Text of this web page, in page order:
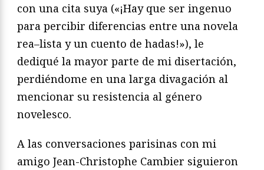
con una cita suya («¡Hay que ser ingenuo
para percibir diferencias entre una novela
rea–lista y un cuento de hadas!»), le
dediqué la mayor parte de mi disertación,
perdiéndome en una larga divagación al
mencionar su resistencia al género
novelesco.
A las conversaciones parisinas con mi
amigo Jean-Christophe Cambier siguieron